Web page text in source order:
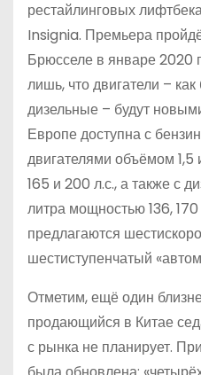
рестайлинговых
Insignia. Премьера
Брюсселе в январе 2020
лишь, что двигатели –
дизельные – будут
Европе доступна с
двигателями объёмом 1,5
165 и 200 л.с., а также с
литра мощностью 136,
предлагаются
шестиступенчатый
Отметим, ещё один
продающийся в Китае
с рынка не планирует.